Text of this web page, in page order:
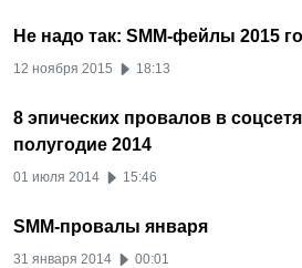
Не надо так: SMM-фейлы 2015
12 ноября 2015 18:13
8 эпических провалов в
полугодие 2014
01 июля 2014 15:46
SMM-провалы января
31 января 2014 00:01